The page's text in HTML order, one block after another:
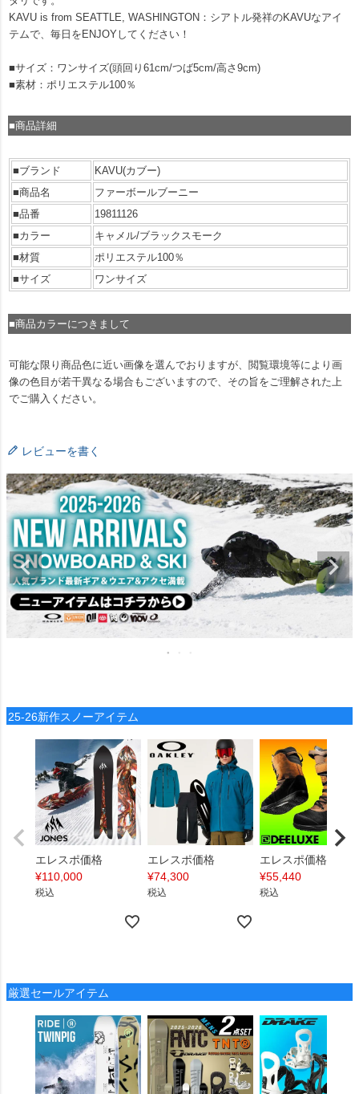
KAVU is from SEATTLE, WASHINGTON：シアトル発祥のKAVUなアイ
テムで、毎日をENJOYしてください！
■サイズ：ワンサイズ(頭回り61cm/つば5cm/高さ9cm)
■素材：ポリエステル100％
■商品詳細
■ブランド
KAVU(カブー)
■商品名
ファーボールブーニー
■品番
19811126
■カラー
キャメル/ブラックスモーク
■材質
ポリエステル100％
■サイズ
ワンサイズ
■商品カラーにつきまして
可能な限り商品色に近い画像を選んでおりますが、閲覧環境等により画
像の色目が若干異なる場合もございますので、その旨をご理解された上
でご購入ください。
レビューを書く
25-26新作スノーアイテム
エレスポ価格
¥110,000
税込
エレスポ価格
¥74,300
税込
エレスポ価格
¥55,440
税込
厳選セールアイテム